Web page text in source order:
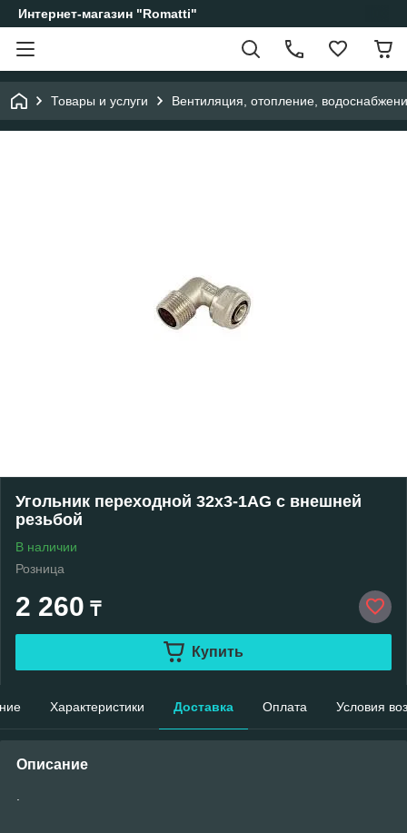
Интернет-магазин "Romatti"
Товары и услуги Вентиляция, отопление,
Угольник переходной 32x3-1AG с внешней
резьбой
В наличии
Розница
2 260 ₸
Купить
Характеристики Доставка Оплата Условия
Описание